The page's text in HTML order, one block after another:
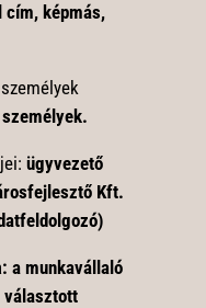
cím, képmás,
ügyvezető
Kft.
: a munkavállaló
választott